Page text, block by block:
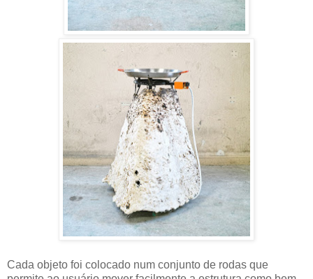
Cada objeto foi colocado num conjunto de rodas que